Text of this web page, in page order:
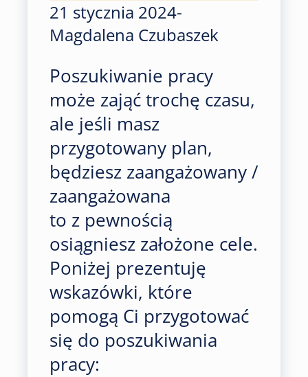
21 stycznia 2024-
Magdalena Czubaszek
Poszukiwanie pracy
może zająć trochę czasu,
ale jeśli masz
przygotowany plan,
będziesz zaangażowany /
zaangażowana
to z pewnością
osiągniesz założone cele.
Poniżej prezentuję
wskazówki, które
pomogą Ci przygotować
się do poszukiwania
pracy: